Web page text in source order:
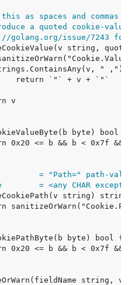
as spaces and commas
a quoted cookie-value
golang.org/issue/7243 for
= "Path=" path-value
= <any CHAR except